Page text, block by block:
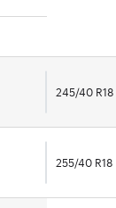
245/40 R18
255/40 R18